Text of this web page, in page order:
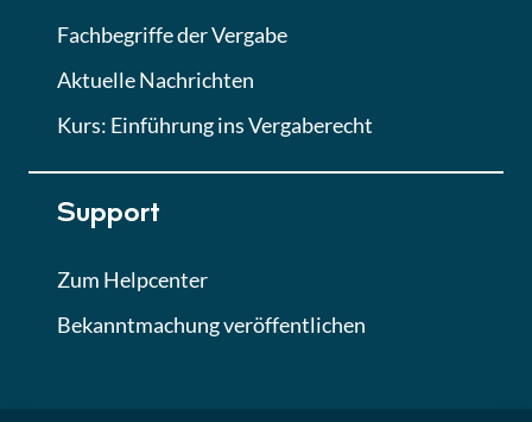
Fachbegriffe der Vergabe
Aktuelle Nachrichten
Kurs: Einführung ins Vergaberecht
Support
Zum Helpcenter
Bekanntmachung veröffentlichen